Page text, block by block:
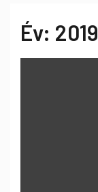
Év: 2019